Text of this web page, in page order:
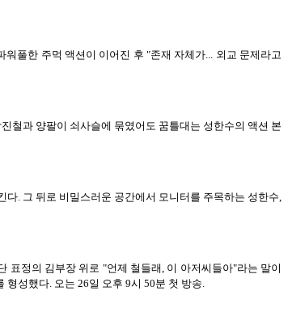
풀한 주먹 액션이 이어진 후 "존재 자체가... 외교 문제라고
철과 양팔이 쇠사슬에 묶였어도 꿈틀대는 성한수의 액션 본
. 그 뒤로 비밀스러운 공간에서 모니터를 주목하는 성한수,
표정의 김부장 위로 "언제 철들래, 이 아저씨들아"라는 말이
성했다. 오는 26일 오후 9시 50분 첫 방송.